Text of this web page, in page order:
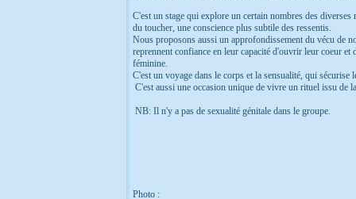
C'est un stage qui explore un certain nombres des
du toucher, une conscience plus subtile des ressentis.
Nous proposons aussi un approfondissement du vécu de
reprennent confiance en leur capacité d'ouvrir leur coeur
féminine.
C'est un voyage dans le corps et la sensualité, qui
C'est aussi une occasion unique de vivre un rituel issu de
NB: Il n'y a pas de sexualité génitale dans le groupe.
Photo :